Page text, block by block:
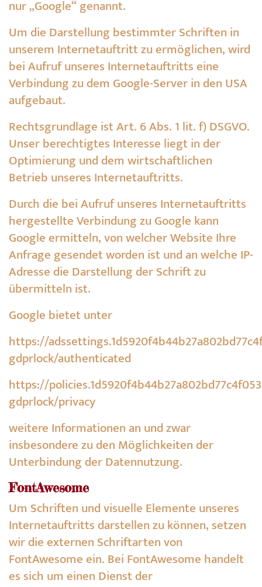
nur „Google“ genannt.
Um die Darstellung bestimmter Schriften in
unserem Internetauftritt zu ermöglichen, wird
bei Aufruf unseres Internetauftritts eine
Verbindung zu dem Google-Server in den USA
aufgebaut.
Rechtsgrundlage ist Art. 6 Abs. 1 lit. f) DSGVO.
Unser berechtigtes Interesse liegt in der
Optimierung und dem wirtschaftlichen
Betrieb unseres Internetauftritts.
Durch die bei Aufruf unseres Internetauftritts
hergestellte Verbindung zu Google kann
Google ermitteln, von welcher Website Ihre
Anfrage gesendet worden ist und an welche IP-
Adresse die Darstellung der Schrift zu
übermitteln ist.
Google bietet unter
https://
gdprlock/authenticated
https://
gdprlock/privacy
weitere Informationen an und zwar
insbesondere zu den Möglichkeiten der
Unterbindung der Datennutzung.
FontAwesome
Um Schriften und visuelle Elemente unseres
Internetauftritts darstellen zu können, setzen
wir die externen Schriftarten von
FontAwesome ein. Bei FontAwesome handelt
es sich um einen Dienst der